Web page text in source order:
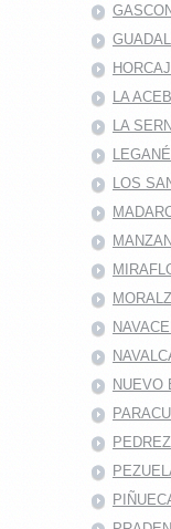
LA
LA
LOS
NUEVO